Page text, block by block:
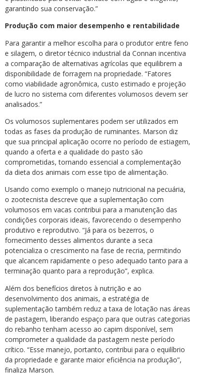
garantindo sua conservação.”
Produção com maior desempenho e rentabilidade
Para garantir a melhor escolha para o produtor entre feno
e silagem, o diretor técnico industrial da Connan incentiva
a comparação de alternativas agrícolas que equilibrem a
disponibilidade de forragem na propriedade. “Fatores
como viabilidade agronômica, custo estimado e projeção
de lucro no sistema com diferentes volumosos devem ser
analisados.”
Os volumosos suplementares podem ser utilizados em
todas as fases da produção de ruminantes. Marson diz
que sua principal aplicação ocorre no período de estiagem,
quando a oferta e a qualidade do pasto são
comprometidas, tornando essencial a complementação
da dieta dos animais com esse tipo de alimentação.
Usando como exemplo o manejo nutricional na pecuária,
o zootecnista descreve que a suplementação com
volumosos em vacas contribui para a manutenção das
condições corporais ideais, favorecendo o desempenho
produtivo e reprodutivo. “Já para os bezerros, o
fornecimento desses alimentos durante a seca
potencializa o crescimento na fase de recria, permitindo
que alcancem rapidamente o peso adequado tanto para a
terminação quanto para a reprodução”, explica.
Além dos benefícios diretos à nutrição e ao
desenvolvimento dos animais, a estratégia de
suplementação também reduz a taxa de lotação nas áreas
de pastagem, liberando espaço para que outras categorias
do rebanho tenham acesso ao capim disponível, sem
comprometer a qualidade da pastagem neste período
crítico. “Esse manejo, portanto, contribui para o equilíbrio
da propriedade e garante maior eficiência na produção”,
finaliza Marson.